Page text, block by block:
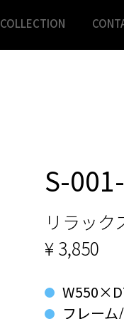
COLLECTION
S-
リラック
¥ 3,850
フレー